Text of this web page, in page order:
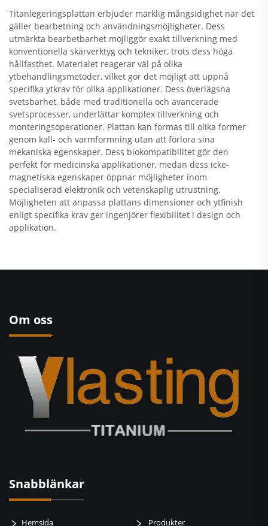
Titanlegeringsplattan erbjuder märklig mångsidighet när det
gäller bearbetning och användningsmöjligheter. Dess
utmärkta bearbetbarhet möjliggör exakt tillverkning med
konventionella skärverktyg och tekniker, trots dess höga
hållfasthet. Materialet reagerar väl på olika
ytbehandlingsmetoder, vilket gör det möjligt att uppnå
specifika ytkrav för olika applikationer. Dess överlägsna
svetsbarhet, både med traditionella och avancerade
svetsprocesser, underlättar komplex tillverkning och
monteringsoperationer. Plattan kan formas till olika former
genom kall- och varmformning utan att förlora sina
mekaniska egenskaper. Dess biokompatibilitet gör den
perfekt för medicinska applikationer, medan dess icke-
magnetiska egenskaper öppnar möjligheter inom
specialiserad elektronik och vetenskaplig utrustning.
Möjligheten att anpassa plattans dimensioner och ytfinish
enligt specifika krav ger ingenjörer flexibilitet i design och
applikation.
Om oss
Snabblänkar
Hemsida Produkter